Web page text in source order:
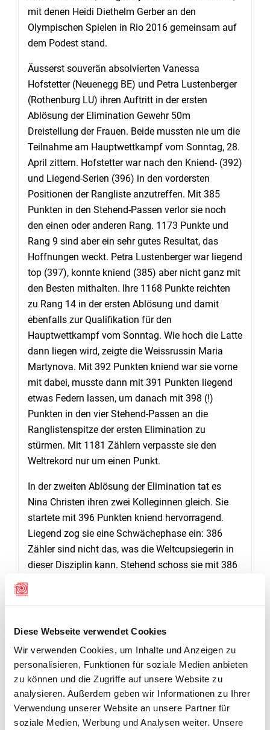
Diese Webseite verwendet Cookies
Wir verwenden Cookies, um Inhalte und Anzeigen zu
personalisieren, Funktionen für soziale Medien anbieten
zu können und die Zugriffe auf unsere Website zu
analysieren. Außerdem geben wir Informationen zu Ihrer
Verwendung unserer Website an unsere Partner für
soziale Medien, Werbung und Analysen weiter. Unsere
mit denen Heidi Diethelm Gerber an den
Olympischen Spielen in Rio 2016 gemeinsam auf
dem Podest stand.
Äusserst souverän absolvierten Vanessa
Hofstetter (Neuenegg BE) und Petra Lustenberger
(Rothenburg LU) ihren Auftritt in der ersten
Ablösung der Elimination Gewehr 50m
Dreistellung der Frauen. Beide mussten nie um die
Teilnahme am Hauptwettkampf vom Sonntag, 28.
April zittern. Hofstetter war nach den Kniend- (392)
und Liegend-Serien (396) in den vordersten
Positionen der Rangliste anzutreffen. Mit 385
Punkten in den Stehend-Passen verlor sie noch
den einen oder anderen Rang. 1173 Punkte und
Rang 9 sind aber ein sehr gutes Resultat, das
Hoffnungen weckt. Petra Lustenberger war liegend
top (397), konnte kniend (385) aber nicht ganz mit
den Besten mithalten. Ihre 1168 Punkte reichten
zu Rang 14 in der ersten Ablösung und damit
ebenfalls zur Qualifikation für den
Hauptwettkampf vom Sonntag. Wie hoch die Latte
dann liegen wird, zeigte die Weissrussin Maria
Martynova. Mit 392 Punkten kniend war sie vorne
mit dabei, musste dann mit 391 Punkten liegend
etwas Federn lassen, um danach mit 398 (!)
Punkten in den vier Stehend-Passen an die
Ranglistenspitze der ersten Elimination zu
stürmen. Mit 1181 Zählern verpasste sie den
Weltrekord nur um einen Punkt.
In der zweiten Ablösung der Elimination tat es
Nina Christen ihren zwei Kolleginnen gleich. Sie
startete mit 396 Punkten kniend hervorragend.
Liegend zog sie eine Schwächephase ein: 386
Zähler sind nicht das, was die Weltcupsiegerin in
dieser Disziplin kann. Stehend schoss sie mit 386
Hauptwettkampf vom Sonntag problemlos.
Liegendschiessen scheint eine erneute
Finalqualifikation realistisch.(van)
DOWNLOADS